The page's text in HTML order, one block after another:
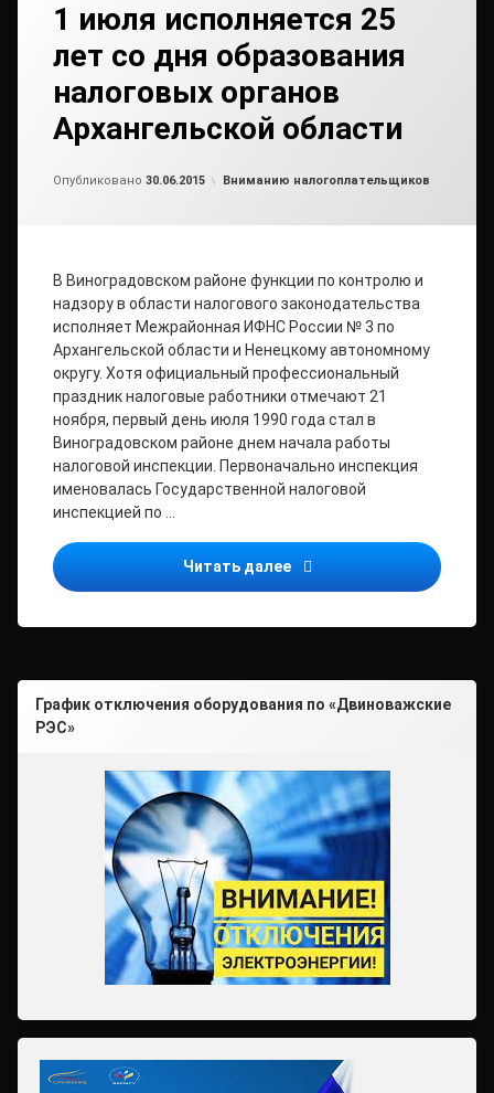
1 июля исполняется 25
лет со дня образования
налоговых органов
Архангельской области
Опубликовано 30.06.2015 Рубрики:
Вниманию налогоплательщиков
В Виноградовском районе функции по контролю и
надзору в области налогового законодательства
исполняет Межрайонная ИФНС России № 3 по
Архангельской области и Ненецкому автономному
округу. Хотя официальный профессиональный
праздник налоговые работники отмечают 21
ноября, первый день июля 1990 года стал в
Виноградовском районе днем начала работы
налоговой инспекции. Первоначально инспекция
именовалась Государственной налоговой
инспекцией по …
Читать далее 1 июля исполняется 25
График отключения оборудования по «Двиноважские
РЭС»